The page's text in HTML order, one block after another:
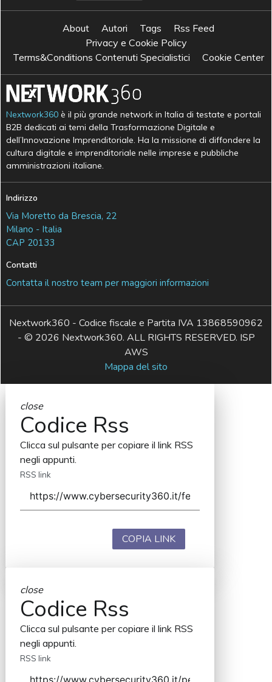
About Autori Tags
Rss Feed
Privacy e Cookie Policy
Terms&Conditions Contenuti Specialistici
Cookie Center
Nextwork360 è il più grande network in Italia di testate e portali
B2B dedicati ai temi della Trasformazione Digitale e
dell’Innovazione Imprenditoriale. Ha la missione di diffondere la
cultura digitale e imprenditoriale nelle imprese e pubbliche
amministrazioni italiane.
Indirizzo
Via Moretto da Brescia, 22
Milano - Italia
CAP 20133
Contatti
Contatta il nostro team per maggiori informazioni
Nextwork360 - Codice fiscale e Partita IVA 13868590962
- © 2026 Nextwork360. ALL RIGHTS RESERVED. ISP
AWS
Mappa del sito
close
Codice Rss
Clicca sul pulsante per copiare il link RSS
negli appunti.
RSS link
COPIA LINK
close
Codice Rss
Clicca sul pulsante per copiare il link RSS
negli appunti.
RSS link